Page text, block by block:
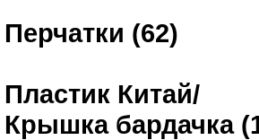
Перчатки (62)
Пластик Китай/
Крышка бардачка